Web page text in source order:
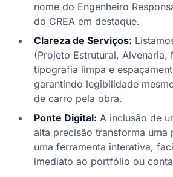
nome do Engenheiro
do CREA em destaque.
Clareza de Serviços:
(Projeto Estrutural, Alvenaria,
tipografia limpa e
garantindo legibilidade
de carro pela obra.
Ponte Digital: A inclusão de
alta precisão transforma uma
uma ferramenta interativa,
imediato ao portfólio ou